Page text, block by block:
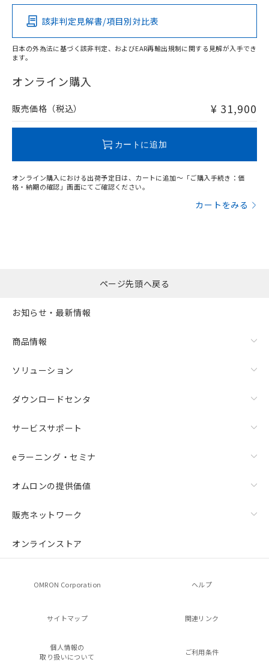
該非判定見解書/項目別対比表
日本の外為法に基づく該非判定、およびEAR再輸出規制に関する見解が入手でき
ます。
オンライン購入
販売価格（税込） ¥ 31,900
カートに追加
オンライン購入における出荷予定日は、カートに追加～「ご購入手続き：価
格・納期の確認」画面にてご確認ください。
カートをみる
※当社の共同利用者とは、
の共同利用に関して"
の「1.共同利
用者の範囲」に記載されている法人を
EU RoHS指令（10物質）の非含有証明書
51物質の非含有証明書（当社基準）
※本証明書は発行日時点で非含有を証明す
るもので、過去に遡って非含有を証明する
また、RoHS指令のフタル酸エステル類４
荷製品に未対応品が混在することから備考
欄に対応日を記載しておりました。
既に当社にて対応品への在庫切替を完了
していることから、特段のことがない限
ページ先頭へ戻る
お知らせ・最新情報
商品情報
ソリューション
ダウンロードセンタ
サービスサポート
eラーニング・セミナ
オムロンの提供価値
販売ネットワーク
オンラインストア
OMRON Corporation ヘルプ
サイトマップ 関連リンク
個人情報の
取り扱いについて
ご利用条件